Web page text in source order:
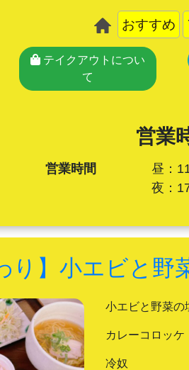
おすすめ
テイクアウトについ
て
営業
営業時間
昼：
夜：
り】小エビと野
小エビと野菜の
カレーコロッケ
冷奴